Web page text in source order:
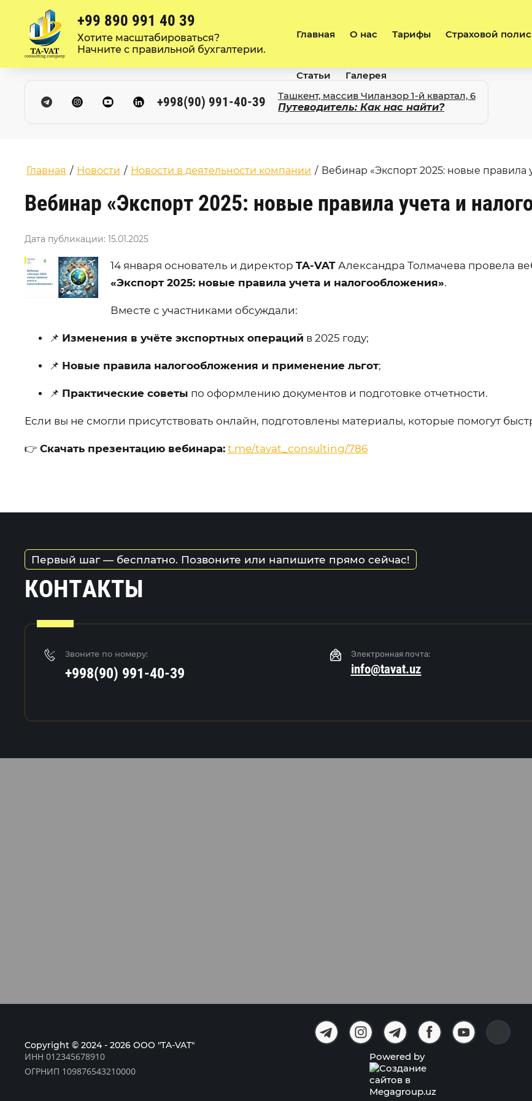
+99 890 991 40 39
Хотите масштабироваться?
Начните с правильной бухгалтерии.
Главная О нас Тарифы Страховой полис
Статьи Галерея
+998(90) 991-40-39
Ташкент, массив Чиланзор 1-й квартал, 6
Путеводитель: Как нас найти?
Главная / Новости / Новости в деятельности компании / Вебинар «Экспорт 2025: новые правила
Вебинар «Экспорт 2025: новые правила учета и
Дата публикации: 15.01.2025
14 января основатель и директор TA-VATАлександра Толмачева провела
«Экспорт 2025: новые правила учета и налогообложения».
Вместе с участниками обсуждали:
📌 Изменения в учёте экспортных операций в 2025 году;
📌 Новые правила налогообложения и применение льгот;
📌 Практические советы по оформлению документов и подготовке отчетности.
Если вы не смогли присутствовать онлайн, подготовлены материалы, которые помогут
👉 Скачать презентацию вебинара: t.me/tavat_consulting/786
Первый шаг — бесплатно. Позвоните или напишите прямо сейчас!
КОНТАКТЫ
Звоните по номеру:
+998(90) 991-40-39
Электронная почта:
info@tavat.uz
Copyright © 2024 - 2026 OOO "TA-VAT"
ИНН 012345678910
ОГРНИП 109876543210000
Powered by